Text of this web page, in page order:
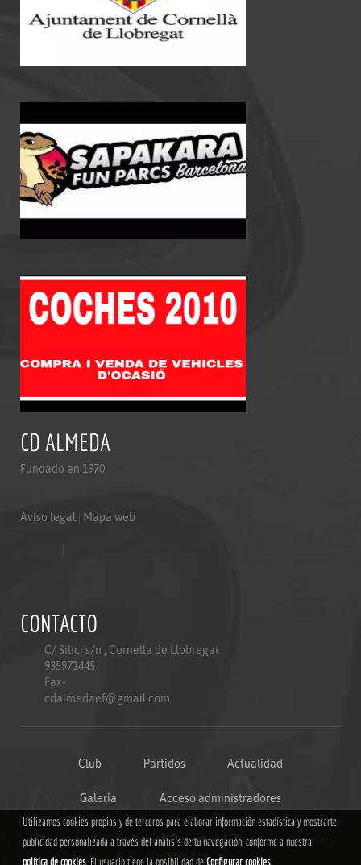
CD ALMEDA
Fundado en 1970
Aviso legal Mapa web
CONTACTO
C/ Silici s/n , Cornella de Llobregat
935971445
Fax-
cdalmedaef@gmail.com
Club Partidos Actualidad
Galería Acceso administradores
Copyright © 2018 Grupoweb Deportiva SL.Todos los derechos
reservados.
Utilizamos cookies propias y de terceros para elaborar información estadística y mostrarte
publicidad personalizada a través del análisis de tu navegación, conforme a nuestra
política de cookies. El usuario tiene la posibilidad de Configurar cookies.